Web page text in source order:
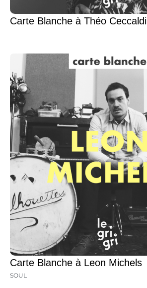
Carte Blanche à Théo Ceccaldi
Carte Blanche à Leon Michels
SOUL